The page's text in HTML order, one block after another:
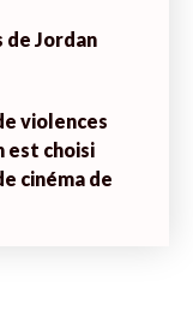
de Jordan
violences
est choisi
cinéma de